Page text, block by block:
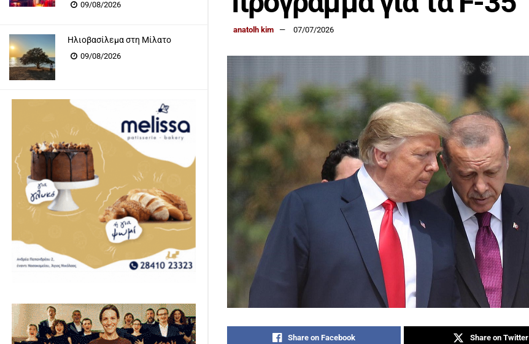
09/08/2026
Ηλιοβασίλεμα στη Μίλατο
09/08/2026
anatolh kim 07/07/2026
Share on Facebook Share on Twitter